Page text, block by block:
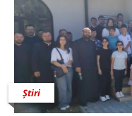
Știri